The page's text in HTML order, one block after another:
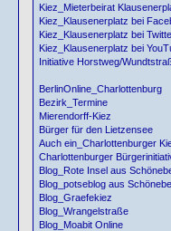
Kiez_Mieterbeirat
Kiez_Klausenerplatz bei
Kiez_Klausenerplatz bei
Kiez_Klausenerplatz bei
Initiative Horstweg/
BerlinOnline_Charlottenburg
Bezirk_Termine
Mierendorff-Kiez
Bürger für den Lietzensee
Auch ein_Charlottenburger
Charlottenburger
Blog_Rote Insel aus
Blog_potseblog aus
Blog_Graefekiez
Blog_Wrangelstraße
Blog_Moabit Online